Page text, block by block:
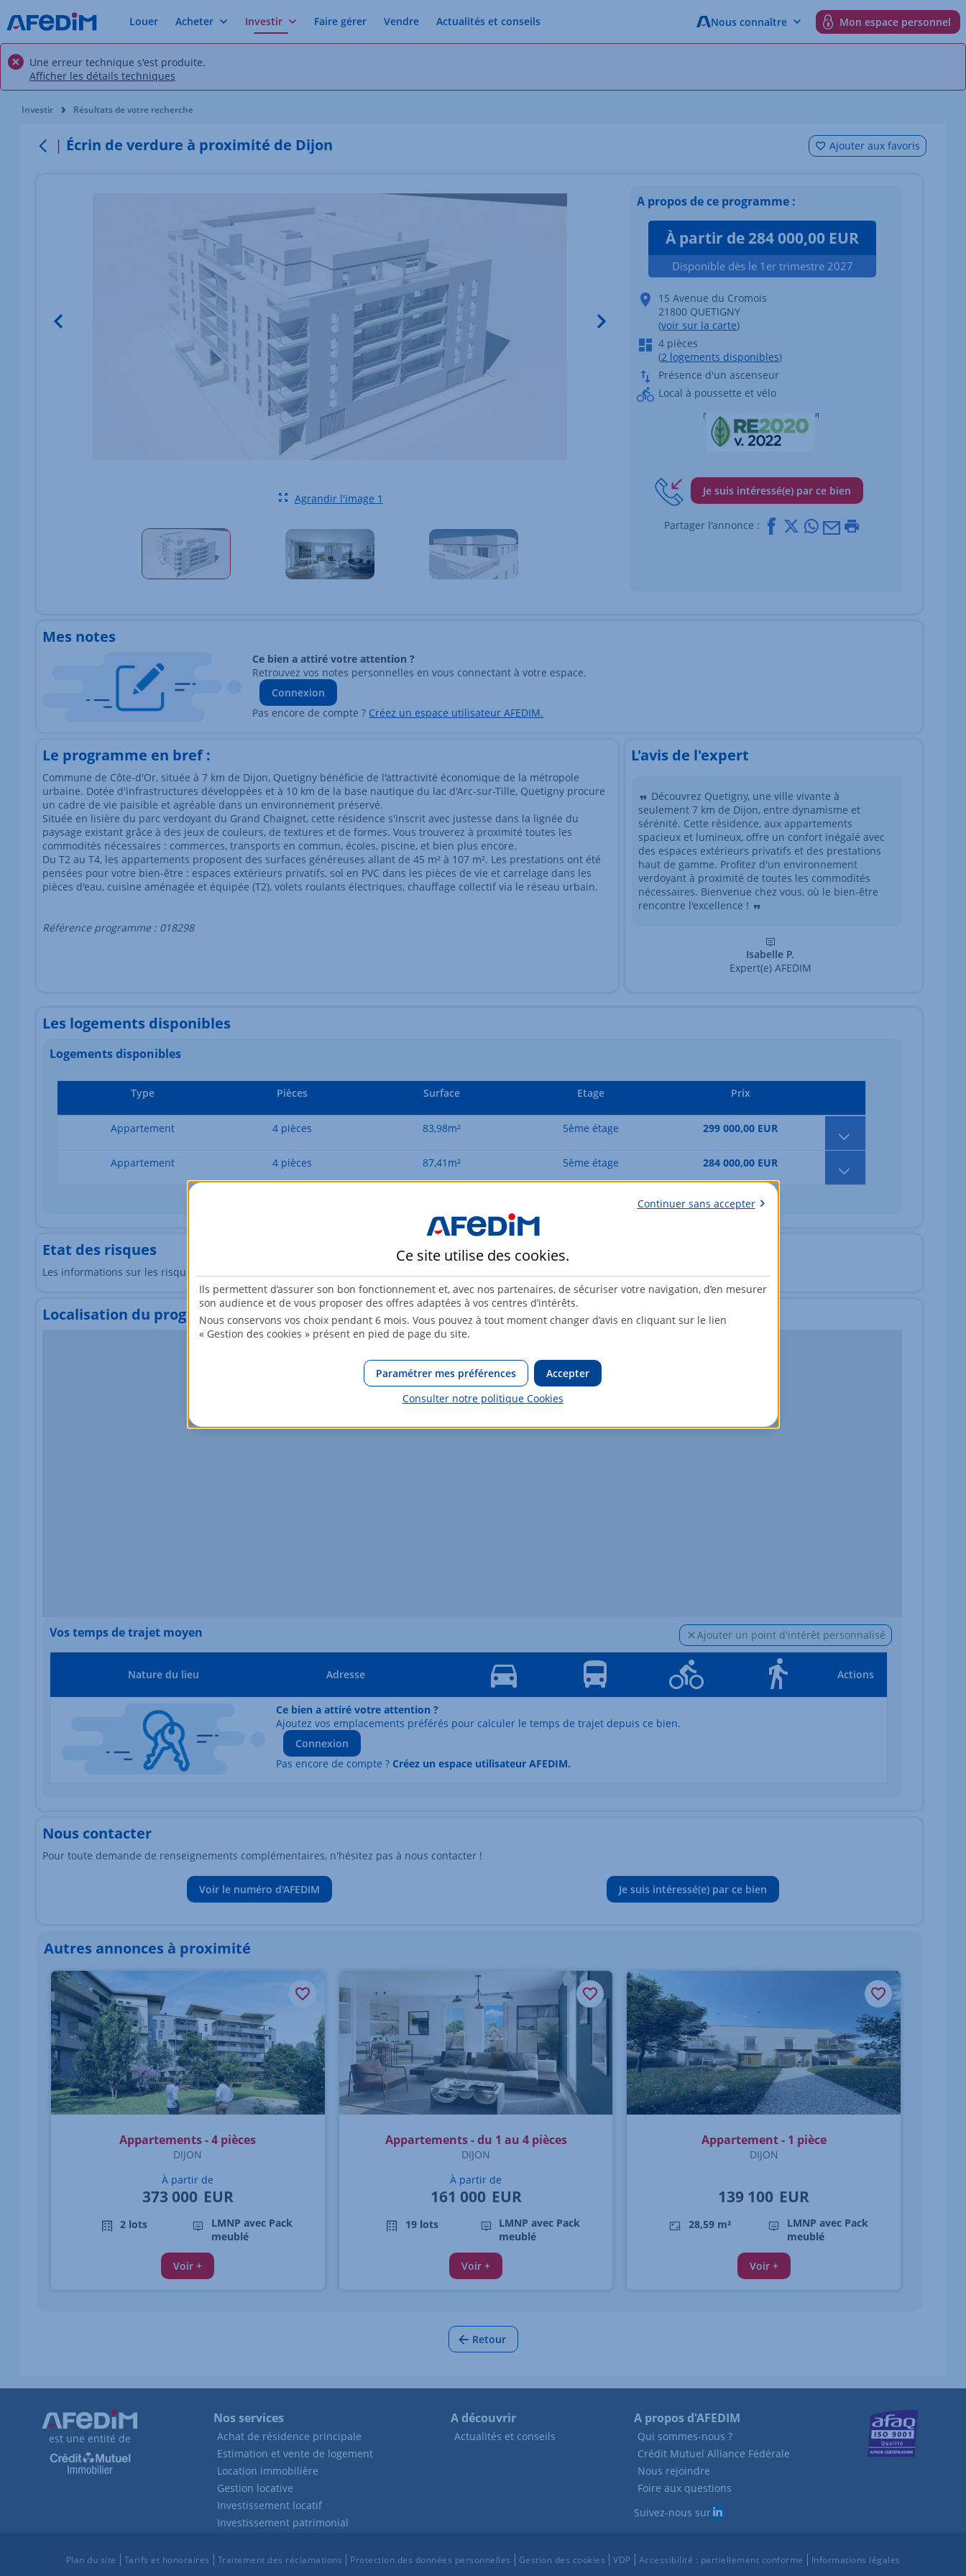
Louer Acheter Investir Faire gérer Vendre Actualités et conseils Nous connaître Mon espace personnel
Une erreur technique s'est produite.
Afficher les détails techniques
Vous êtes ici:
Investir Résultats de votre recherche
Retour
Écrin de verdure à proximité de Dijon Ajouter aux favoris
Image du bien Afficher l'élément précédent Image du bien Afficher l'élément suivant
Agrandir l'image 1
A propos de ce programme :
À partir de 284 000,00 EUR
Disponible dès le 1er trimestre 2027
15 Avenue du Cromois
21800 QUETIGNY
(voir sur la carte)
4 pièces
(2 logements disponibles)
Présence d'un ascenseur
Local à poussette et vélo
Je suis intéressé(e) par ce bien
Partager l'annonce : Facebook
X Whatsapp
Mail
Mes notes
Ce bien a attiré votre attention ?
Retrouvez vos notes personnelles en vous connectant à votre espace.
Connexion
Pas encore de compte ? Créez un espace utilisateur AFEDIM.
Le programme en bref :
Commune de Côte-d'Or, située à 7 km de Dijon, Quetigny bénéficie de l'attractivité économique de la métropole
urbaine. Dotée d'infrastructures développées et à 10 km de la base nautique du lac d'Arc-sur-Tille, Quetigny procure
un cadre de vie paisible et agréable dans un environnement préservé.
Située en lisière du parc verdoyant du Grand Chaignet, cette résidence s'inscrit avec justesse dans la lignée du
paysage existant grâce à des jeux de couleurs, de textures et de formes. Vous trouverez à proximité toutes les
commodités nécessaires : commerces, transports en commun, écoles, piscine, et bien plus encore.
Du T2 au T4, les appartements proposent des surfaces généreuses allant de 45 m² à 107 m². Les prestations ont été
pensées pour votre bien-être : espaces extérieurs privatifs, sol en PVC dans les pièces de vie et carrelage dans les
pièces d'eau, cuisine aménagée et équipée (T2), volets roulants électriques, chauffage collectif via le réseau urbain.
Référence programme : 018298
L'avis de l'expert
Découvrez Quetigny, une ville vivante à
seulement 7 km de Dijon, entre dynamisme et
sérénité. Cette résidence, aux appartements
spacieux et lumineux, offre un confort inégalé avec
des espaces extérieurs privatifs et des prestations
haut de gamme. Profitez d'un environnement
verdoyant à proximité de toutes les commodités
nécessaires. Bienvenue chez vous, où le bien-être
rencontre l'excellence !
Isabelle P.
Expert(e) AFEDIM
Les logements disponibles
Logements disponibles
Type Pièces Surface Etage Prix
Appartement 4 pièces 83,98m² 5ème étage 299 000,00 EUR
Appartement 4 pièces 87,41m² 5ème étage 284 000,00 EUR
Etat des risques
Les informations sur les risques auxquels ce bien est exposé sont disponibles sur le site Géorisques :
Localisation du programme
Vos temps de trajet moyen Ajouter un point d'intérêt personnalisé
Nature du lieu Adresse Actions
Ce bien a attiré votre attention ?
Ajoutez vos emplacements préférés pour calculer le temps de trajet depuis ce bien.
Connexion
Pas encore de compte ? Créez un espace utilisateur AFEDIM.
Nous contacter
Pour toute demande de renseignements complémentaires, n'hésitez pas à nous contacter !
Voir le numéro d'AFEDIM Je suis intéressé(e) par ce bien
Autres annonces à proximité
Élément 1 sur 1
Appartements - 4 pièces
DIJON
À partir de
373 000 EUR
2 lots
LMNP avec Pack
meublé
Voir +
Appartements - du 1 au 4 pièces
DIJON
À partir de
161 000 EUR
19 lots
LMNP avec Pack
meublé
Voir +
Appartement - 1 pièce
DIJON
139 100 EUR
28,59 m²
LMNP avec Pack
meublé
Voir +
Retour
est une entité de
Nos services
Achat de résidence principale
Estimation et vente de logement
Location immobilière
Gestion locative
Investissement locatif
Investissement patrimonial
A découvrir
Actualités et conseils
A propos d'AFEDIM
Qui sommes-nous ?
Crédit Mutuel Alliance Fédérale
Nous rejoindre
Foire aux questions
Suivez-nous sur
Plan du site Tarifs et honoraires Traitement des réclamations Protection des données personnelles Gestion des cookies VDP Accessibilité : partiellement conforme Informations légales
Continuer sans accepter
Ce site utilise des cookies.
Ils permettent d’assurer son bon fonctionnement et, avec nos partenaires, de sécuriser votre navigation, d’en mesurer
son audience et de vous proposer des offres adaptées à vos centres d’intérêts.
Nous conservons vos choix pendant 6 mois. Vous pouvez à tout moment changer d’avis en cliquant sur le lien
« Gestion des cookies » présent en pied de page du site.
Accepter
Paramétrer mes préférences
Consulter notre politique Cookies